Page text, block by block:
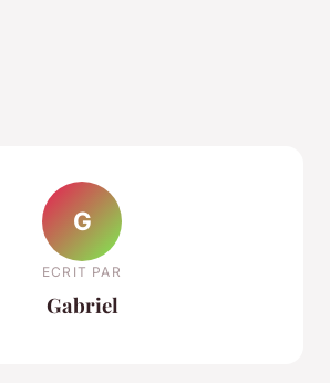
G
ECRIT PAR
Gabriel